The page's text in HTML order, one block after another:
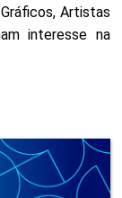
Artistas
interesse na